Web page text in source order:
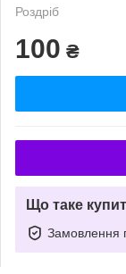
Роздріб
100 ₴
Що таке
Замовлення